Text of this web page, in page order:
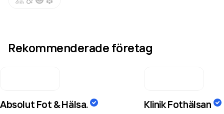
Rekommenderade företag
Absolut Fot & Hälsa. Klinik Fothälsan